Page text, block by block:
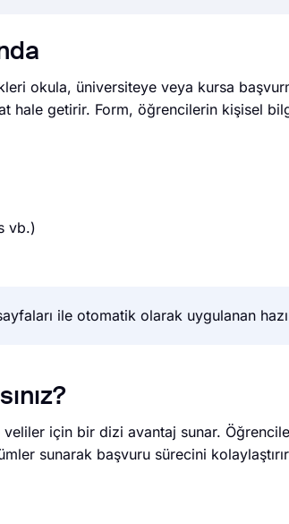
okula, üniversiteye veya kursa
hale getirir. Form, öğrencilerin kişisel
vb.)
ile otomatik olarak uygulanan
için bir dizi avantaj sunar.
sunarak başvuru sürecini